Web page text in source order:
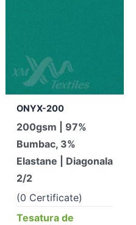
ONYX-200
200gsm | 97%
Bumbac, 3%
Elastane | Diagonala
2/2
(0 Certificate)
Tesatura de